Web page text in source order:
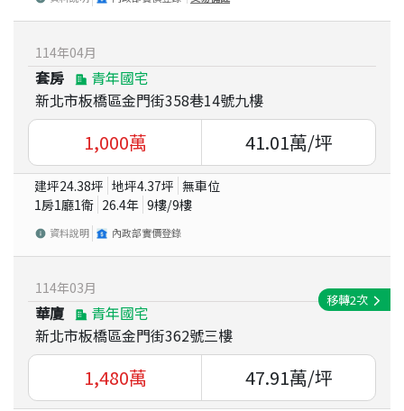
114年04月
套房
青年國宅
新北市板橋區金門街358巷14號九樓
1,000萬 41.01萬/坪
建坪24.38坪 地坪4.37坪 無車位
1房1廳1衛 26.4年 9樓/9樓
資料說明 內政部實價登錄
114年03月
華廈
青年國宅
新北市板橋區金門街362號三樓
移轉2次
1,480萬 47.91萬/坪